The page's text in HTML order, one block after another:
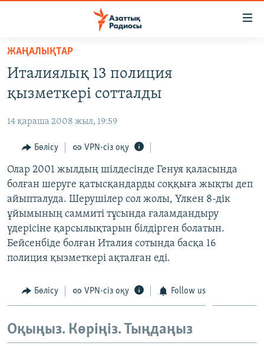
Skip
main
content
to
Navigation
Skip
to
Search
ҚАҢТАР ОҚИҒАСЫ
АДАМ ҚҰҚЫҚТАРЫ
ӘЛЕУМЕТ
ӘЛЕМ
АРНАЙЫ ЖОБАЛАР
Русский
Басқа тілдерде
ЖАҢАЛЫҚТАР
Италиялық 13 полиция
қызметкері сотталды
14 қараша 2008 жыл, 19:59
Бөлісу VPN-сіз оқу
Олар 2001 жылдың шілдесінде Генуя қаласында
болған шеруге қатысқандарды соққыға жықты деп
айыпталуда. Шерушілер сол жолы, Үлкен 8-дік
ұйымының саммиті тұсында ғаламдандыру
үдерісіне қарсылықтарын білдірген болатын.
Бейсенбіде болған Италия сотында басқа 16
полиция қызметкері ақталған еді.
Бөлісу VPN-сіз оқу Follow us
Оқыңыз. Көріңіз. Тыңдаңыз